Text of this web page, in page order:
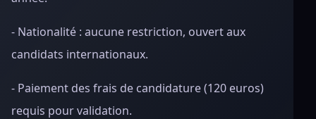
- Nationalité : aucune restriction, ouvert aux
candidats internationaux.
- Paiement des frais de candidature (120 euros)
requis pour validation.